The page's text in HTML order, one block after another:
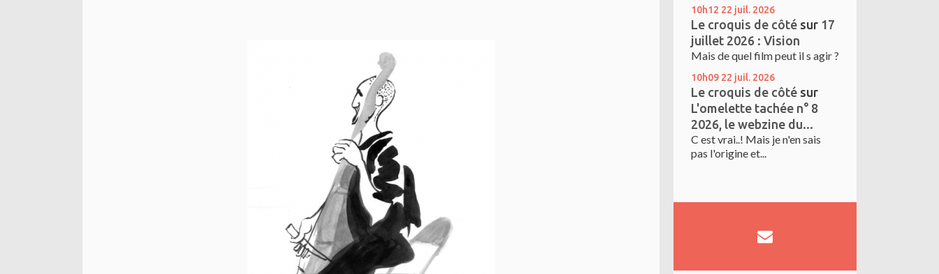
10h12 22 juil. 2026
Le croquis de côté sur 17
juillet 2026 : Vision
Mais de quel film peut il s agir ?
10h09 22 juil. 2026
Le croquis de côté sur
L'omelette tachée n° 8
2026, le webzine du...
C est vrai..! Mais je n'en sais
pas l'origine et...